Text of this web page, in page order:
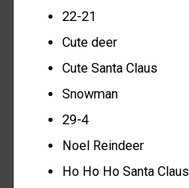
22-21
Cute deer
Cute Santa Claus
Snowman
29-4
Noel Reindeer
Ho Ho Ho Santa Claus